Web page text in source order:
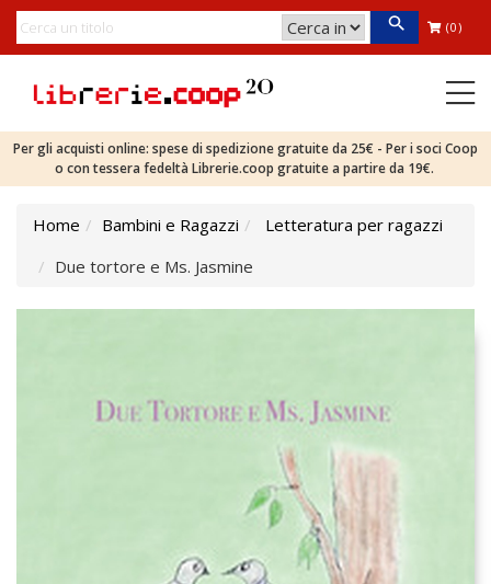
(0)
Per gli acquisti online: spese di spedizione gratuite da 25€ - Per i soci Coop
o con tessera fedeltà Librerie.coop gratuite a partire da 19€.
Home Bambini e Ragazzi
Letteratura per ragazzi
Due tortore e Ms. Jasmine